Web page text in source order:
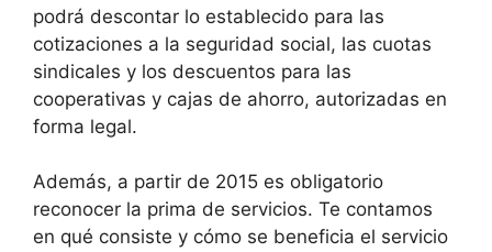
podrá descontar lo establecido para las
cotizaciones a la seguridad social, las cuotas
sindicales y los descuentos para las
cooperativas y cajas de ahorro, autorizadas en
forma legal.
Además, a partir de 2015 es obligatorio
reconocer la prima de servicios. Te contamos
en qué consiste y cómo se beneficia el servicio